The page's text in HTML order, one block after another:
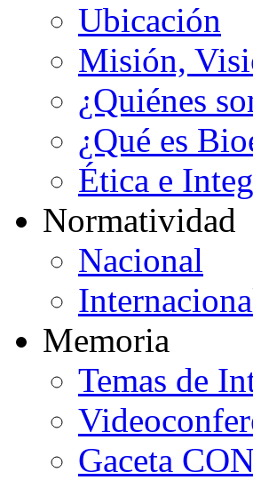
Ubicación
Misión,
¿Quiénes
¿Qué es
Ética e
Normatividad
Nacional
Memoria
Temas de
Gaceta